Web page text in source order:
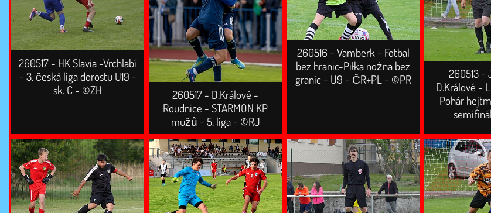
260517 - HK Slavia -Vrchlabí
- 3. česká liga dorostu U19 -
sk. C - ©ZH
260517 - D.Králové -
Roudnice - STARMON KP
mužů - 5. liga - ©RJ
260516 - Vamberk - Fotbal
bez hranic-Piłka nożna bez
granic - U9 - ČR+PL - ©PR
260513
D.Králové -
Pohár